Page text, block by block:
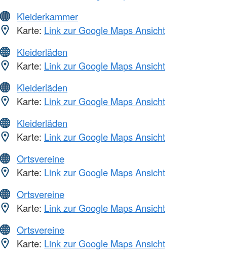
Kleiderkammer
Karte: Link zur Google Maps Ansicht
Kleiderläden
Karte: Link zur Google Maps Ansicht
Kleiderläden
Karte: Link zur Google Maps Ansicht
Kleiderläden
Karte: Link zur Google Maps Ansicht
Ortsvereine
Karte: Link zur Google Maps Ansicht
Ortsvereine
Karte: Link zur Google Maps Ansicht
Ortsvereine
Karte: Link zur Google Maps Ansicht